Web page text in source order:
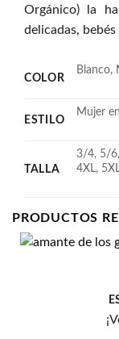
Orgánico) la
delicadas,
COLOR
Blanco,
ESTILO
Mujer
TALLA
3/4, 5/
4XL,
PRODUCTOS